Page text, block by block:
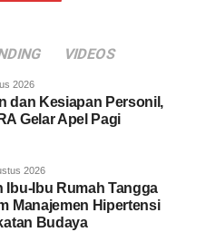
VIDEOS
2026
dan Kesiapan Personil,
Gelar Apel Pagi
2026
Ibu-Ibu Rumah Tangga
Manajemen Hipertensi
Budaya